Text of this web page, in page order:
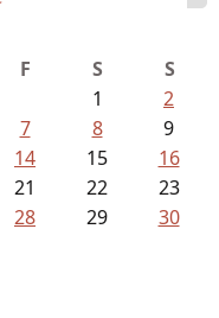
F S
S
1
2
7 8
9
14 15
16
21 22
23
28 29
30